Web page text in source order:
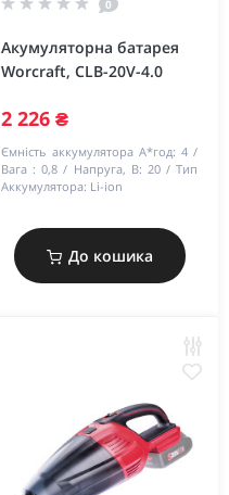
0
Акумуляторна батарея
Worcraft, CLB-20V-4.0
2 226 ₴
Ємність аккумулятора А*год: 4
Вага : 0,8 Напруга, В: 20
Тип
Аккумулятора: Li-ion
До кошика